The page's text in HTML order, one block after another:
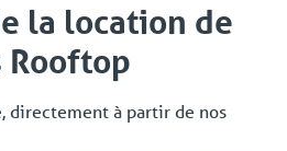
la location de
à partir de nos